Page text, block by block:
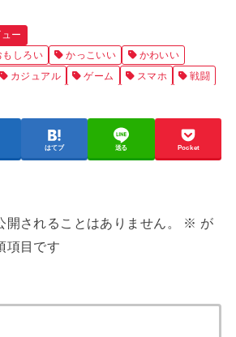
ー
もしろい かっこいい
かわいい
カジュアル ゲーム スマホ
戦闘
はてブ 送る Pocket
開されることはありません。 ※ が
項目です